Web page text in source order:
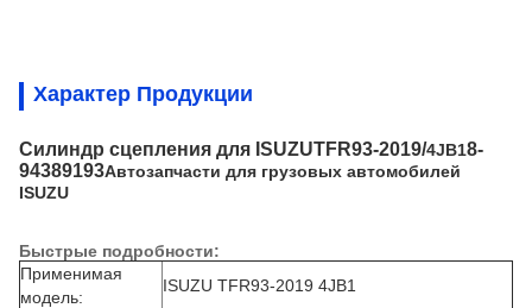
Характер Продукции
Силиндр сцепления для ISUZUTFR93-2019/4JB18-
94389193Автозапчасти для грузовых автомобилей
ISUZU
Быстрые подробности:
Применимая
модель:
ISUZU TFR93-2019 4JB1